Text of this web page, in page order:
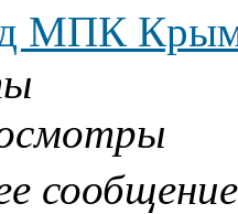
MПК